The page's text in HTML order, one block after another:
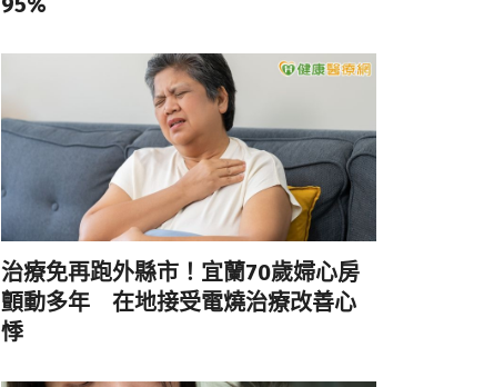
治療免再跑外縣市！宜蘭70歲婦心房
顫動多年 在地接受電燒治療改善心
悸